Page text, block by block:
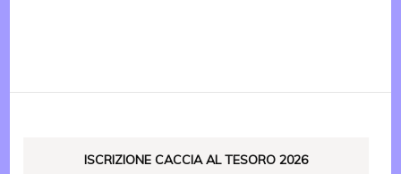
ISCRIZIONE CACCIA AL TESORO 2026